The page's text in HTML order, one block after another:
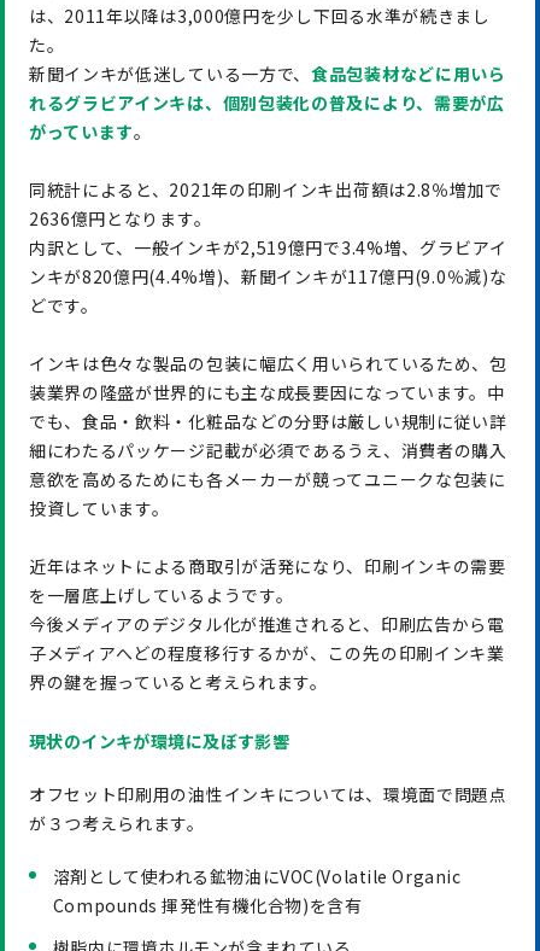
は、2011年以降は3,000億円を少し下回る水準が続きまし
た。
新聞インキが低迷している一方で、食品包装材などに用いら
れるグラビアインキは、個別包装化の普及により、需要が広
がっています。
同統計によると、2021年の印刷インキ出荷額は2.8％増加で
2636億円となります。
内訳として、一般インキが2,519億円で3.4%増、グラビアイ
ンキが820億円(4.4%増)、新聞インキが117億円(9.0％減)な
どです。
インキは色々な製品の包装に幅広く用いられているため、包
装業界の隆盛が世界的にも主な成長要因になっています。中
でも、食品・飲料・化粧品などの分野は厳しい規制に従い詳
細にわたるパッケージ記載が必須であるうえ、消費者の購入
意欲を高めるためにも各メーカーが競ってユニークな包装に
投資しています。
近年はネットによる商取引が活発になり、印刷インキの需要
を一層底上げしているようです。
今後メディアのデジタル化が推進されると、印刷広告から電
子メディアへどの程度移行するかが、この先の印刷インキ業
界の鍵を握っていると考えられます。
現状のインキが環境に及ぼす影響
オフセット印刷用の油性インキについては、環境面で問題点
が３つ考えられます。
溶剤として使われる鉱物油にVOC(Volatile Organic
Compounds 揮発性有機化合物)を含有